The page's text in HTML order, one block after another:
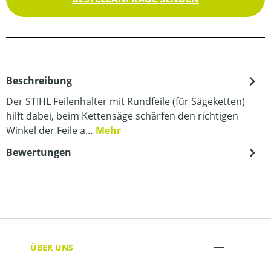
Beschreibung
Der STIHL Feilenhalter mit Rundfeile (für Sägeketten)
hilft dabei, beim Kettensäge schärfen den richtigen
Winkel der Feile a… Mehr
Bewertungen
ÜBER UNS